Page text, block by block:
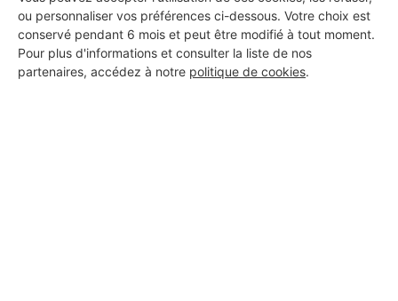
ou personnaliser vos préférences ci-dessous. Votre choix est
conservé pendant 6 mois et peut être modifié à tout moment.
Pour plus d'informations et consulter la liste de nos
partenaires, accédez à notre politique de cookies.
Aucun autre professionnel disponible dans cette zone
géographique.